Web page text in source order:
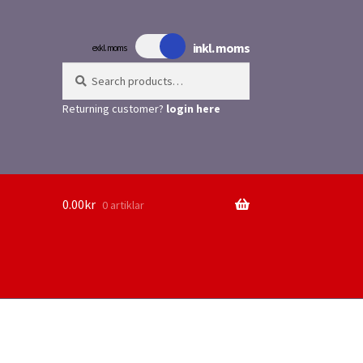
exkl. moms inkl. moms
for:
Returning customer? login here
0.00kr 0 artiklar